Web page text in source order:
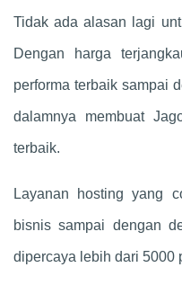
Tidak ada alasan lagi
Dengan harga
performa terbaik sampai
dalamnya membuat
terbaik.
Layanan hosting yang
bisnis sampai dengan
dipercaya lebih dari 5000